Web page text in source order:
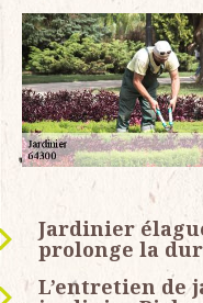
Jardinier
prolonge la
L’entretien de